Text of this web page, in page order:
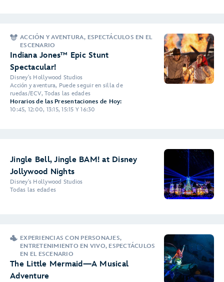
ACCIÓN Y AVENTURA, ESPECTÁCULOS EN EL
ESCENARIO
Indiana Jones™ Epic Stunt
Spectacular!
Disney's Hollywood Studios
Acción y aventura, Puede seguir en silla de
ruedas/ECV, Todas las edades
Horarios de las Presentaciones de Hoy:
10:45, 12:00, 13:15, 15:15 Y 16:30
Jingle Bell, Jingle BAM! at Disney
Jollywood Nights
Disney's Hollywood Studios
Todas las edades
EXPERIENCIAS CON PERSONAJES,
ENTRETENIMIENTO EN VIVO, ESPECTÁCULOS
EN EL ESCENARIO
The Little Mermaid—A Musical
Adventure